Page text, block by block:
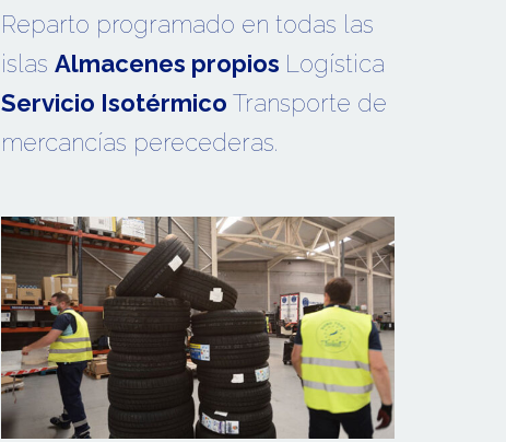
Reparto programado en todas las
islas Almacenes propios Logística
Servicio Isotérmico Transporte de
mercancías perecederas.